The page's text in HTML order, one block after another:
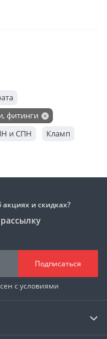
фитинги
и СПН
Кламп
и скидках?
Подписаться
с условиями